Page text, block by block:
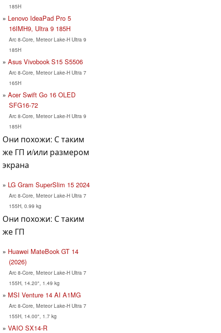
185H
Lenovo IdeaPad Pro 5
16IMH9, Ultra 9 185H
Arc 8-Core, Meteor Lake-H Ultra 9
185H
Asus Vivobook S15 S5506
Arc 8-Core, Meteor Lake-H Ultra 7
165H
Acer Swift Go 16 OLED
SFG16-72
Arc 8-Core, Meteor Lake-H Ultra 9
185H
Они похожи: С таким
же ГП и/или размером
экрана
LG Gram SuperSlim 15 2024
Arc 8-Core, Meteor Lake-H Ultra 7
155H, 0.99 kg
Они похожи: С таким
же ГП
Huawei MateBook GT 14
(2026)
Arc 8-Core, Meteor Lake-H Ultra 7
155H, 14.20", 1.49 kg
MSI Venture 14 AI A1MG
Arc 8-Core, Meteor Lake-H Ultra 7
155H, 14.00", 1.7 kg
VAIO SX14-R